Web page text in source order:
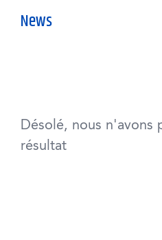
News
Désolé, nous n'avons
résultat